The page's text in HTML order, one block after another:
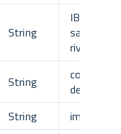
String
IBAN sul
sarà
String
codice
dell'EC
String importo